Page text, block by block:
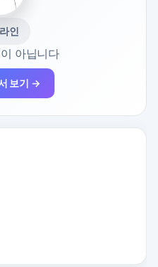
인
아닙니다
보기 →